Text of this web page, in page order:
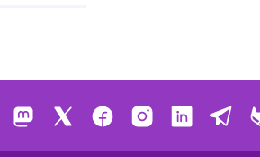
Mastodon FacebookInstagramLinkedIn